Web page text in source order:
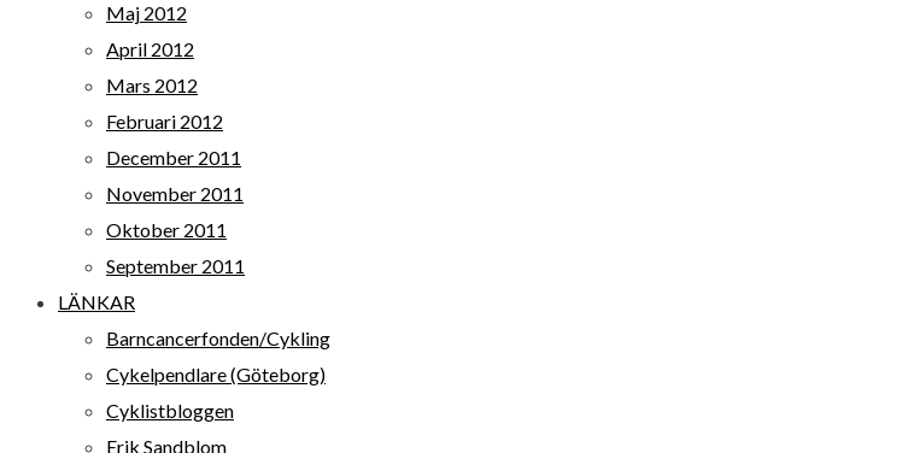
Maj 2012
April 2012
Mars 2012
Februari 2012
December 2011
November 2011
Oktober 2011
September 2011
LÄNKAR
Barncancerfonden/Cykling
Cykelpendlare (Göteborg)
Cyklistbloggen
Erik Sandblom